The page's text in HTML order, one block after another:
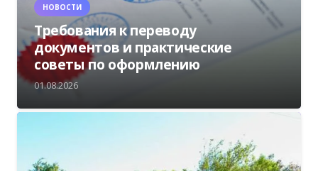
НОВОСТИ
Требования к переводу
документов и практические
советы по оформлению
01.08.2026